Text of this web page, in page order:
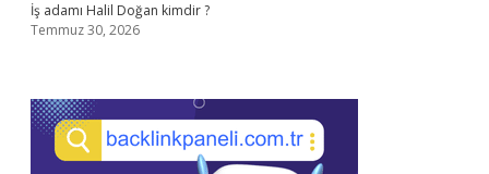
İş adamı Halil Doğan kimdir ?
Temmuz 30, 2026